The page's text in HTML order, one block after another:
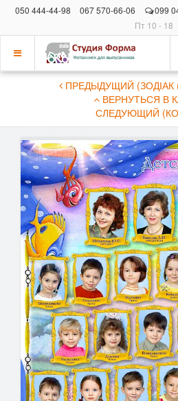
050 444-44-98 067 570-66-06 099
Пт 10 - 18
Показать
ПРЕДЫДУЩИЙ (ЗОДІАК
ВЕРНУТЬСЯ В
СЛЕДУЮЩИЙ